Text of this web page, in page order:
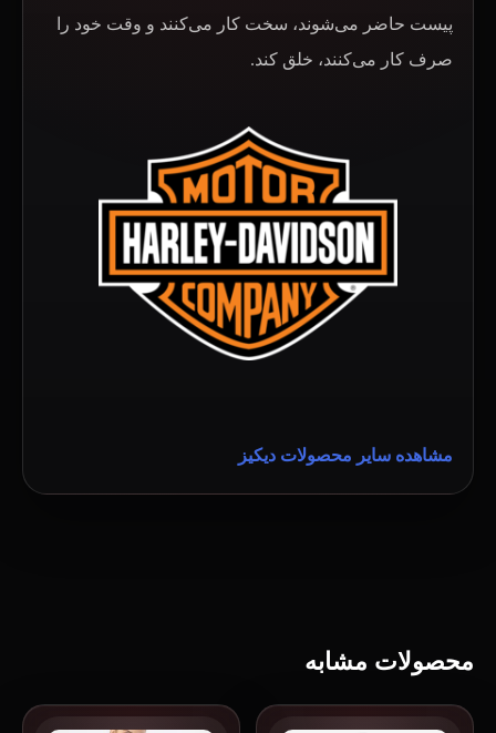
پیست حاضر می‌شوند، سخت کار می‌کنند و وقت خود را
صرف کار می‌کنند، خلق کند.
مشاهده سایر محصولات دیکیز
محصولات مشابه